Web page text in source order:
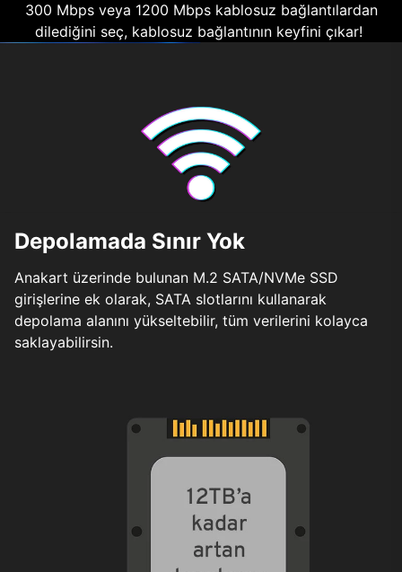
300 Mbps veya 1200 Mbps kablosuz bağlantılardan
dilediğini seç, kablosuz bağlantının keyfini çıkar!
Depolamada Sınır Yok
Anakart üzerinde bulunan M.2 SATA/NVMe SSD
girişlerine ek olarak, SATA slotlarını kullanarak
depolama alanını yükseltebilir, tüm verilerini kolayca
saklayabilirsin.